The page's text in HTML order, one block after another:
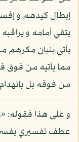
إبطال كيدهم و
يتقي أمامه و
يأتي بنيان
مما يأتيه من فوق
من فوقه بل
و على هذا فقوله:
عطف تفسيري يفسر